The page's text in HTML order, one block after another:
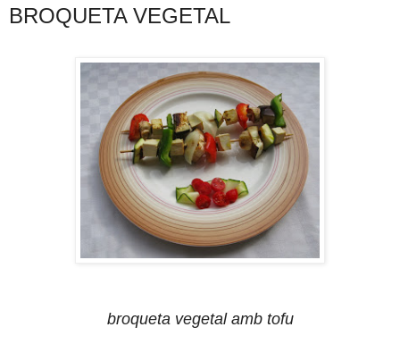
BROQUETA VEGETAL
broqueta vegetal amb tofu